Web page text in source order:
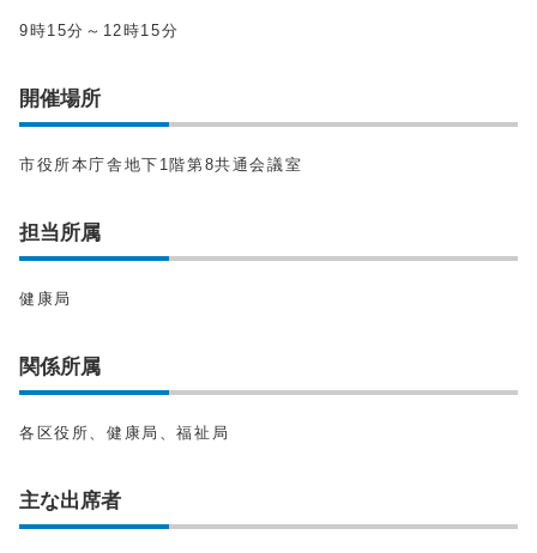
9時15分～12時15分
開催場所
市役所本庁舎地下1階第8共通会議室
担当所属
健康局
関係所属
各区役所、健康局、福祉局
主な出席者